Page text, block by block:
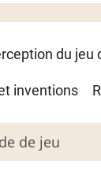
du jeu
inventions
de jeu